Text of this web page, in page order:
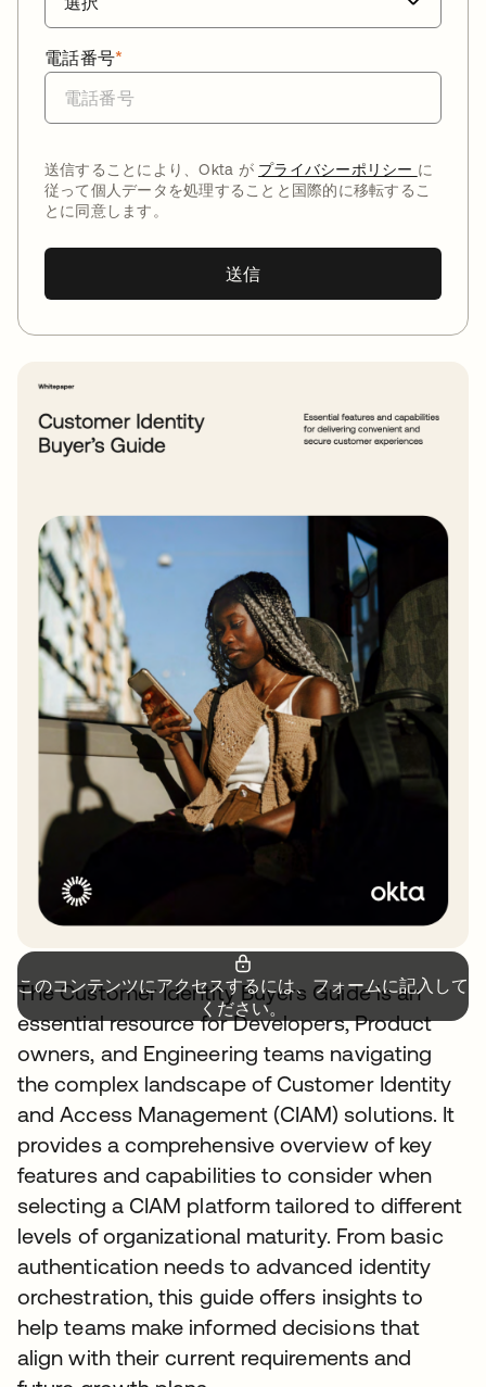
*
電話番号
送信することにより、Okta が プライバシーポリシー に
従って個人データを処理することと国際的に移転するこ
とに同意します。
送信
このコンテンツにアクセスするには、フォームに記入して
ください。
The Customer Identity Buyers Guide is an
essential resource for Developers, Product
owners, and Engineering teams navigating
the complex landscape of Customer Identity
and Access Management (CIAM) solutions. It
provides a comprehensive overview of key
features and capabilities to consider when
selecting a CIAM platform tailored to different
levels of organizational maturity. From basic
authentication needs to advanced identity
orchestration, this guide offers insights to
help teams make informed decisions that
align with their current requirements and